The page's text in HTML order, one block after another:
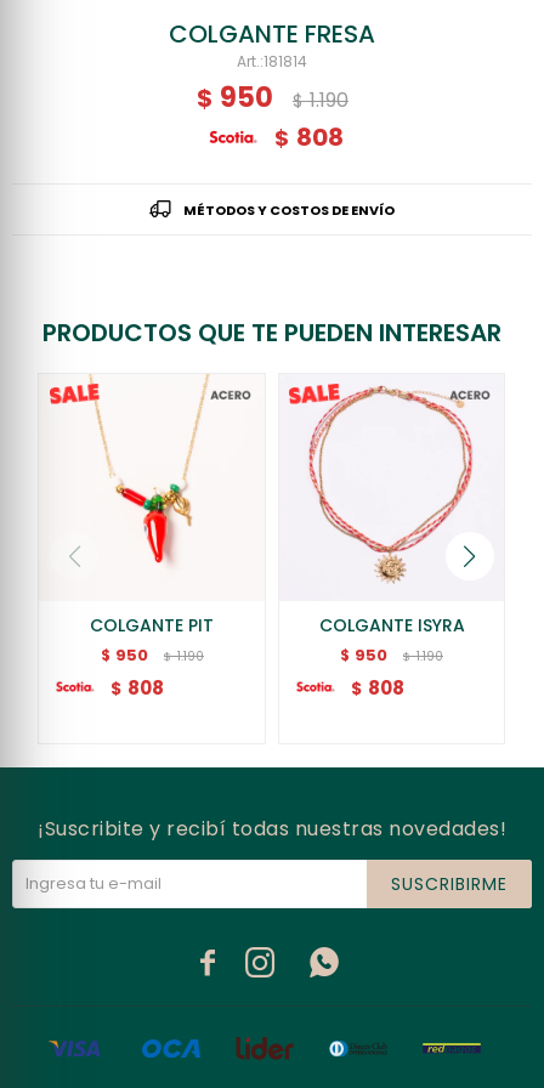
COLGANTE FRESA
181814
$ 950 $ 1.190
$ 808
MÉTODOS Y COSTOS DE ENVÍO
PRODUCTOS QUE TE PUEDEN INTERESAR
COLGANTE PIT
$ 950 $ 1.190
$ 808
COLGANTE ISYRA
$ 950 $ 1.190
$ 808
¡Suscribite y recibí todas nuestras novedades!
SUSCRIBIRME
  